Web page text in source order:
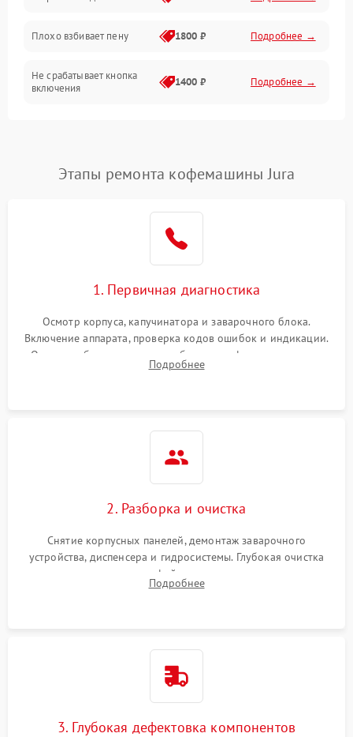
Программное обеспечение
Плохо взбивает пену 1800 ₽ Подробнее →
Не срабатывает кнопка
включения
1400 ₽ Подробнее →
Постоянные сбои в работе 1500 ₽ Подробнее →
Этапы ремонта кофемашины Jura
1. Первичная диагностика
Осмотр корпуса, капучинатора и заварочного блока.
Включение аппарата, проверка кодов ошибок и индикации.
Оценка работы помпы, термоблока и кофемолки на слух.
Измерение температуры и давления воды для выявления
Подробнее
2. Разборка и очистка
Снятие корпусных панелей, демонтаж заварочного
устройства, диспенсера и гидросистемы. Глубокая очистка
внутренних узлов от кофейных масел, жмыха и накипи.
Промывка дренажных каналов и фильтров с использованием
Подробнее
3. Глубокая дефектовка компонентов